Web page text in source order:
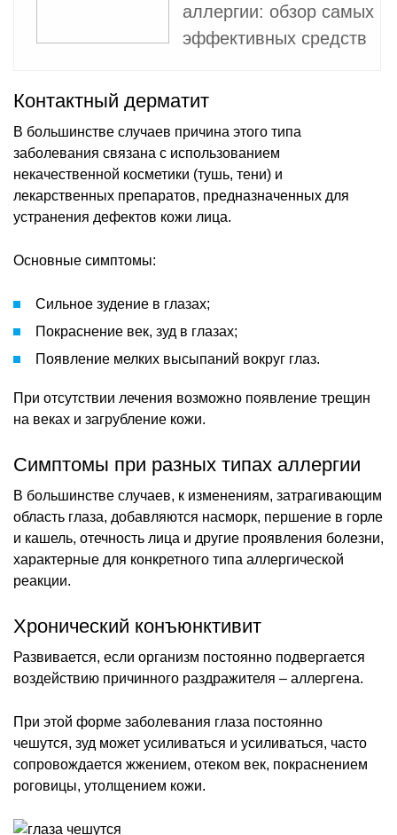
аллергии: обзор самых
эффективных средств
Контактный дерматит
В большинстве случаев причина этого типа
заболевания связана с использованием
некачественной косметики (тушь, тени) и
лекарственных препаратов, предназначенных для
устранения дефектов кожи лица.
Основные симптомы:
Сильное зудение в глазах;
Покраснение век, зуд в глазах;
Появление мелких высыпаний вокруг глаз.
При отсутствии лечения возможно появление трещин
на веках и загрубление кожи.
Симптомы при разных типах аллергии
В большинстве случаев, к изменениям, затрагивающим
область глаза, добавляются насморк, першение в горле
и кашель, отечность лица и другие проявления болезни,
характерные для конкретного типа аллергической
реакции.
Хронический конъюнктивит
Развивается, если организм постоянно подвергается
воздействию причинного раздражителя – аллергена.
При этой форме заболевания глаза постоянно
чешутся, зуд может усиливаться и усиливаться, часто
сопровождается жжением, отеком век, покраснением
роговицы, утолщением кожи.